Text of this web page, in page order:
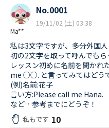
Ma**
No.0001
19/11/02 (土) 03:38
私は3文字ですが、多分外国
初の2文字を取って呼んでも
レッスン初めに名前を聞か
me ○○. と言ってみてはどう
(例)名前:花子
言い方:Please call me Hana.
など…参考までにどうぞ！
私もです 10